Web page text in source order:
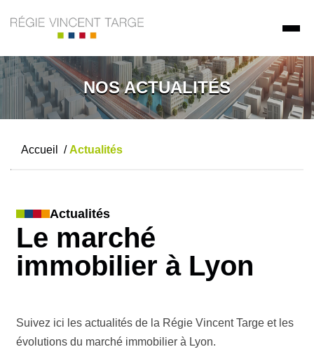
NOS ACTUALITÉS
Accueil /Actualités
Actualités
Le marché
immobilier à Lyon
Suivez ici les actualités de la Régie Vincent Targe et les
évolutions du marché immobilier à Lyon.